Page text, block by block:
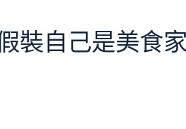
裝自己是美食家